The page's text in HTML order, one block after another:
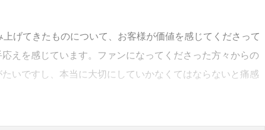
上げてきたものについて、お客様が価値を感じてくださって
えを感じています。ファンになってくださった方々からの
いですし、本当に大切にしていかなくてはならないと痛感